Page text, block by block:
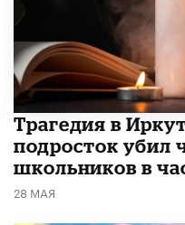
Трагедия в
подросток убил
школьников в
28 МАЯ